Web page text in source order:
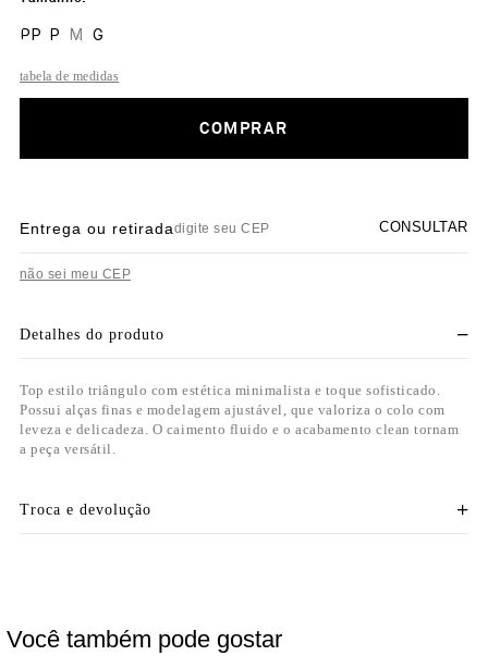
PP P M G
tabela de medidas
COMPRAR
Entrega ou retirada CONSULTAR
não sei meu CEP
Detalhes do produto
Top estilo triângulo com estética minimalista e toque sofisticado.
Possui alças finas e modelagem ajustável, que valoriza o colo com
leveza e delicadeza. O caimento fluido e o acabamento clean tornam
a peça versátil.
Troca e devolução
Você também pode gostar